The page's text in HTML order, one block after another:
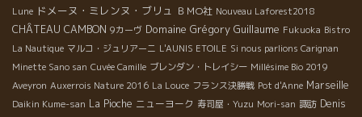
Lune ドメーヌ・ミレンヌ・ブリュ ＢＭО社 Nouveau Laforest2018
CHÂTEAU CAMBON 9カーヴ Domaine Grégory Guillaume Fukuoka Bistro
La Nautique マルコ・ジュリアーニ L'AUNIS ETOILE Si nous parlions Carignan
Minette Sano san Cuvée Camille ブレンダン・トレイシー Millésime Bio 2019
Aveyron Auxerrois Nature 2016 La Louce フランス決勝戦 Pot d'Anne Marseille
Daikin Kume-san La Pioche ニューヨーク 寿司屋・Yuzu Mori-san 諏訪 Denis